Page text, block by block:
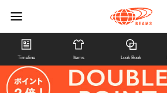
Timeline Items Look Book